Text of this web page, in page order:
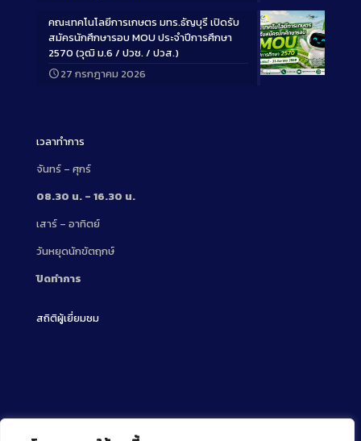
Long
คณะเทคโนโลยีการเกษตร มทร.ธัญบุรี เปิดรับ
สมัครนักศึกษารอบ MOU ประจำปีการศึกษา
2570 (วุฒิ ม.6 / ปวช. / ปวส.)
27 กรกฎาคม 2026
เวลาทำการ
จันทร์ – ศุกร์
08.30 น. – 16.30 น.
เสาร์ – อาทิตย์
วันหยุดนักขัตฤกษ์
ปิดทำการ
สถิติผู้เยี่ยมชม